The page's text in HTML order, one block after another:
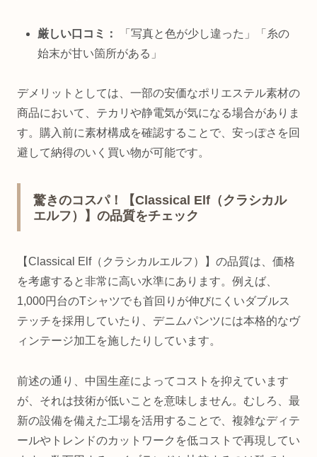
厳しい口コミ：
「写真と色が少し違った」「糸の
始末が甘い箇所がある」
デメリットとしては、一部の安価なポリエステル素材の
商品において、テカリや静電気が気になる場合がありま
す。購入前に素材構成を確認することで、安っぽさを回
避して納得のいく買い物が可能です。
驚きのコスパ！【Classical Elf（クラシカル
エルフ）】の品質をチェック
【Classical Elf（クラシカルエルフ）】の品質は、価格
を考慮すると非常に高い水準にあります。例えば、
1,000円台のTシャツでも首回りが伸びにくいダブルス
テッチを採用していたり、デニムパンツには本格的なヴ
ィンテージ加工を施したりしています。
前述の通り、中国生産によってコストを抑えています
が、それは技術が低いことを意味しません。むしろ、最
新の設備を備えた工場を活用することで、複雑なディテ
ールやトレンドのカットワークを低コストで再現してい